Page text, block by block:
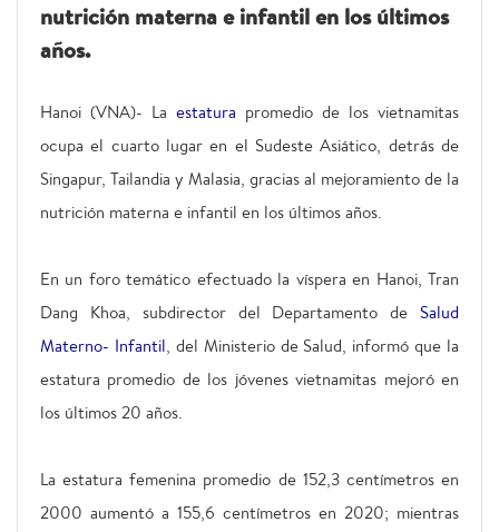
nutrición materna e infantil en los últimos
años.
Hanoi (VNA)- La estatura promedio de los vietnamitas
ocupa el cuarto lugar en el Sudeste Asiático, detrás de
Singapur, Tailandia y Malasia, gracias al mejoramiento de la
nutrición materna e infantil en los últimos años.
En un foro temático efectuado la víspera en Hanoi, Tran
Dang Khoa, subdirector del Departamento de Salud
Materno- Infantil, del Ministerio de Salud, informó que la
estatura promedio de los jóvenes vietnamitas mejoró en
los últimos 20 años.
La estatura femenina promedio de 152,3 centímetros en
2000 aumentó a 155,6 centímetros en 2020; mientras